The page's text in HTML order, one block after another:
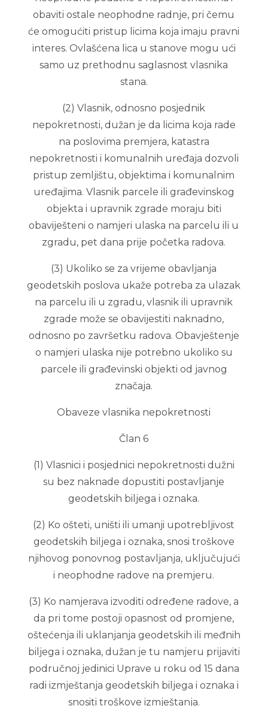
obaviti ostale neophodne radnje, pri čemu
će omogućiti pristup licima koja imaju pravni
interes. Ovlašćena lica u stanove mogu ući
samo uz prethodnu saglasnost vlasnika
stana.
(2) Vlasnik, odnosno posjednik
nepokretnosti, dužan je da licima koja rade
na poslovima premjera, katastra
nepokretnosti i komunalnih uređaja dozvoli
pristup zemljištu, objektima i komunalnim
uređajima. Vlasnik parcele ili građevinskog
objekta i upravnik zgrade moraju biti
obaviješteni o namjeri ulaska na parcelu ili u
zgradu, pet dana prije početka radova.
(3) Ukoliko se za vrijeme obavljanja
geodetskih poslova ukaže potreba za ulazak
na parcelu ili u zgradu, vlasnik ili upravnik
zgrade može se obavijestiti naknadno,
odnosno po završetku radova. Obavještenje
o namjeri ulaska nije potrebno ukoliko su
parcele ili građevinski objekti od javnog
značaja.
Obaveze vlasnika nepokretnosti
Član 6
(1) Vlasnici i posjednici nepokretnosti dužni
su bez naknade dopustiti postavljanje
geodetskih biljega i oznaka.
(2) Ko ošteti, uništi ili umanji upotrebljivost
geodetskih biljega i oznaka, snosi troškove
njihovog ponovnog postavljanja, uključujući
i neophodne radove na premjeru.
(3) Ko namjerava izvoditi određene radove, a
da pri tome postoji opasnost od promjene,
oštećenja ili uklanjanja geodetskih ili međnih
biljega i oznaka, dužan je tu namjeru prijaviti
područnoj jedinici Uprave u roku od 15 dana
radi izmještanja geodetskih biljega i oznaka i
snositi troškove izmještanja.